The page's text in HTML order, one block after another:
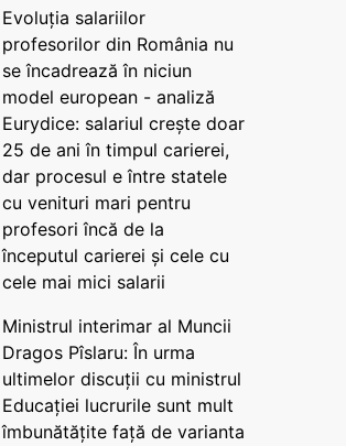
Evoluția salariilor
profesorilor din România nu
se încadrează în niciun
model european - analiză
Eurydice: salariul crește doar
25 de ani în timpul carierei,
dar procesul e între statele
cu venituri mari pentru
profesori încă de la
începutul carierei și cele cu
cele mai mici salarii
Ministrul interimar al Muncii
Dragos Pîslaru: În urma
ultimelor discuții cu ministrul
Educației lucrurile sunt mult
îmbunătățite față de varianta